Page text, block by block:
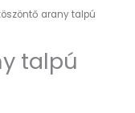
arany talpú
talpú